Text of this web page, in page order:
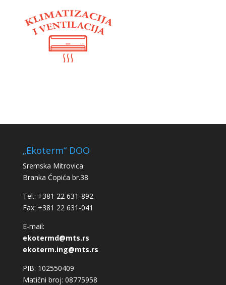
„Ekoterm“ DOO
Sremska Mitrovica
Branka Ćopića br.38
Tel.: +381 22 631-892
Fax: +381 22 631-041
E-mail:
ekotermd@mts.rs
ekoterm.ing@mts.rs
PIB: 102550409
Matični broj: 08775958